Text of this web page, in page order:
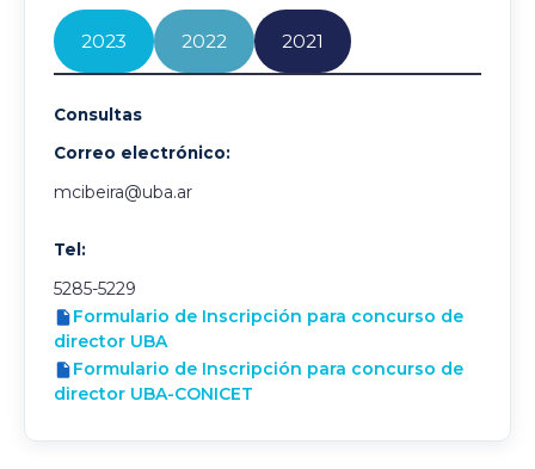
2023 2022 2021
Consultas
Correo electrónico:
mcibeira@uba.ar
Tel:
5285-5229
Formulario de Inscripción para concurso de
director UBA
Formulario de Inscripción para concurso de
director UBA-CONICET